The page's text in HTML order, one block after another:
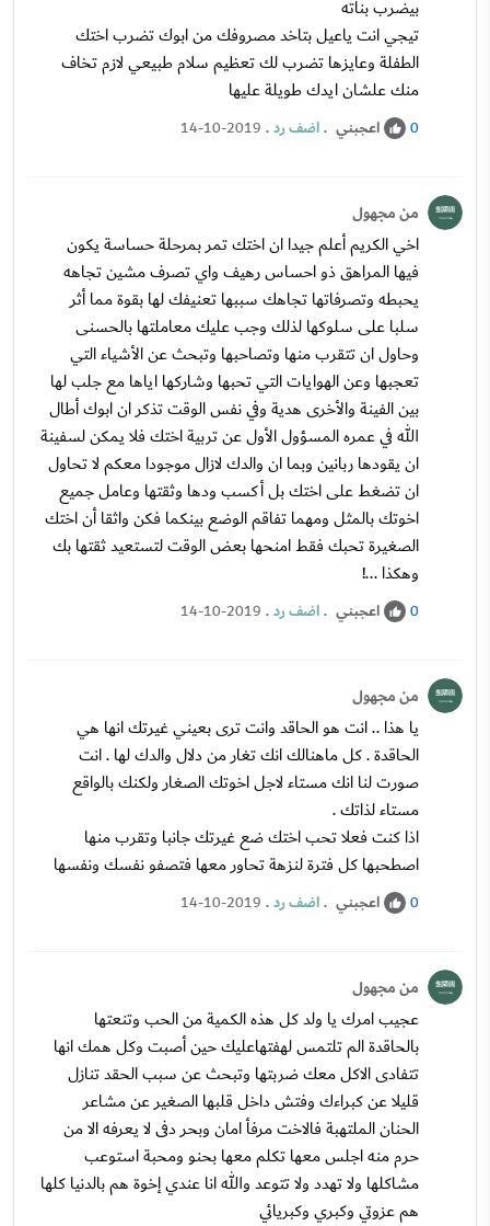
بيضرب بناته
تيجي انت ياعيل بتاخد مصروفك من ابوك تضرب اختك
الطفلة وعايزها تضرب لك تعظيم سلام طبيعي لازم تخاف
منك علشان ايدك طويلة عليها
0 اعجبني .اضف رد.
14-10-2019
من مجهول
اخي الكريم أعلم جيدا ان اختك تمر بمرحلة حساسة يكون
فيها المراهق ذو احساس رهيف واي تصرف مشين تجاهه
يحبطه وتصرفاتها تجاهك سببها تعنيفك لها بقوة مما أثر
سلبا على سلوكها لذلك وجب عليك معاملتها بالحسنى
وحاول ان تتقرب منها وتصاحبها وتبحث عن الأشياء التي
تعجبها وعن الهوايات التي تحبها وشاركها اياها مع جلب لها
بين الفينة والأخرى هدية وفي نفس الوقت تذكر ان ابوك أطال
الله في عمره المسؤول الأول عن تربية اختك فلا يمكن لسفينة
ان يقودها ربانين وبما ان والدك لازال موجودا معكم لا تحاول
ان تضغط على اختك بل أكسب ودها وثقتها وعامل جميع
اخوتك بالمثل ومهما تفاقم الوضع بينكما فكن واثقا أن اختك
الصغيرة تحبك فقط امنحها بعض الوقت لتستعيد ثقتها بك
وهكذا ...!
0 اعجبني .اضف رد.
14-10-2019
من مجهول
يا هذا .. انت هو الحاقد وانت ترى بعيني غيرتك انها هي
الحاقدة . كل ماهنالك انك تغار من دلال والدك لها . انت
صورت لنا انك مستاء لاجل اخوتك الصغار ولكنك بالواقع
مستاء لذاتك .
اذا كنت فعلا تحب اختك ضع غيرتك جانبا وتقرب منها
اصطحبها كل فترة لنزهة تحاور معها فتصفو نفسك ونفسها
0 اعجبني .اضف رد.
14-10-2019
من مجهول
عجيب امرك يا ولد كل هذه الكمية من الحب وتنعتها
بالحاقدة الم تلتمس لهفتهاعليك حين أصبت وكل همك انها
تتفادى الاكل معك ضربتها وتبحث عن سبب الحقد تنازل
قليلا عن كبراءك وفتش داخل قلبها الصغير عن مشاعر
الحنان الملتهبة فالاخت مرفأ امان وبحر دفى لا يعرفه الا من
حرم منه اجلس معها تكلم معها بحنو ومحبة استوعب
مشاكلها ولا تهدد ولا تتوعد والله انا عندي إخوة هم بالدنيا كلها
هم عزوتي وكبري وكبريائي